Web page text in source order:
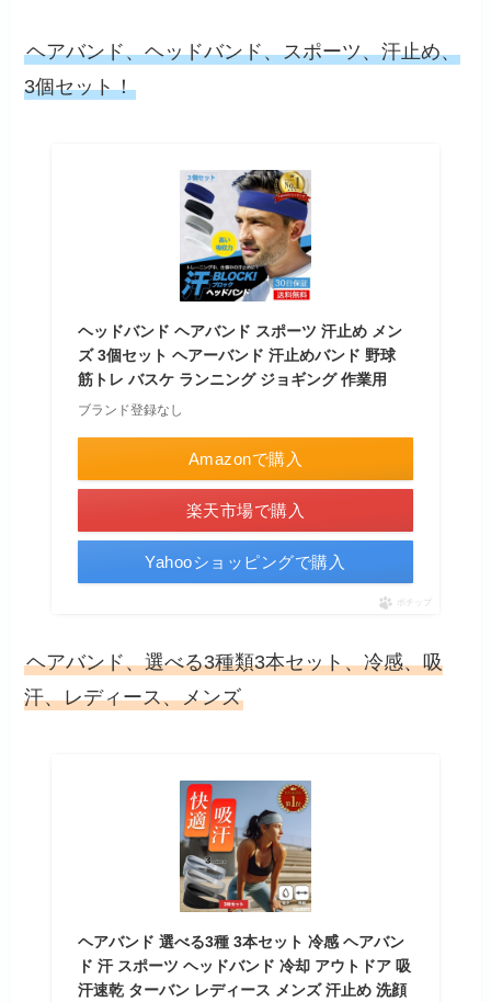
ヘアバンド、ヘッドバンド、スポーツ、汗止め、
3個セット！
ヘッドバンド ヘアバンド スポーツ 汗止め メン
ズ 3個セット ヘアーバンド 汗止めバンド 野球
筋トレ バスケ ランニング ジョギング 作業用
ブランド登録なし
Amazonで購入
楽天市場で購入
Yahooショッピングで購入
ポチップ
ヘアバンド、選べる3種類3本セット、冷感、吸
汗、レディース、メンズ
ヘアバンド 選べる3種 3本セット 冷感 ヘアバン
ド 汗 スポーツ ヘッドバンド 冷却 アウトドア 吸
汗速乾 ターバン レディース メンズ 汗止め 洗顔